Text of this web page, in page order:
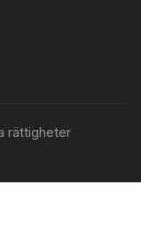
rättigheter